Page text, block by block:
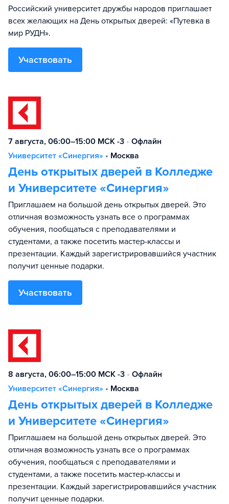
Российский университет дружбы народов приглашает
всех желающих на День открытых дверей: «Путевка в
мир РУДН».
Участвовать
7 августа, 06:00–15:00 МСК -3 • Офлайн
Университет «Синергия» • Москва
День открытых дверей в Колледже
и Университете «Синергия»
Приглашаем на большой день открытых дверей. Это
отличная возможность узнать все о программах
обучения, пообщаться с преподавателями и
студентами, а также посетить мастер-классы и
презентации. Каждый зарегистрировавшийся участник
получит ценные подарки.
Участвовать
8 августа, 06:00–15:00 МСК -3 • Офлайн
Университет «Синергия» • Москва
День открытых дверей в Колледже
и Университете «Синергия»
Приглашаем на большой день открытых дверей. Это
отличная возможность узнать все о программах
обучения, пообщаться с преподавателями и
студентами, а также посетить мастер-классы и
презентации. Каждый зарегистрировавшийся участник
получит ценные подарки.